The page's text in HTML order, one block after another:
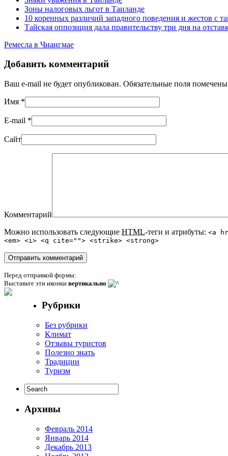
Зоны налоговых льгот в Таиланде
10 коренных различий западного поведения и жестов с
Тайская оппозиция дала правительству три дня на
Ремесла в Чиангмае
Добавить комментарий
Ваш e-mail не будет опубликован. Обязательные поля помечены
Имя *
E-mail *
Сайт
Комментарий
Можно использовать следующие HTML-теги и атрибуты: <a
<em> <i> <q cite=""> <strike> <strong>
Перед отправкой формы:
Выставьте эти иконки вертикально
Рубрики
Без рубрики
Климат
Отзывы туристов
Полезно знать
Традиции
Туризм
Архивы
Февраль 2014
Январь 2014
Декабрь 2013